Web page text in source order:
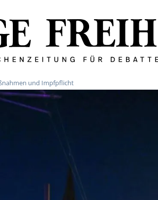
und Impfpflicht